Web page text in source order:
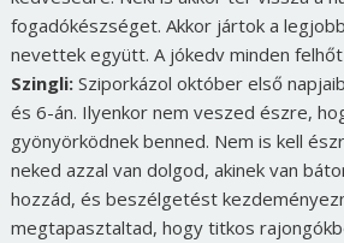
fogadókészséget. Akkor jártok a
nevettek együtt. A jókedv minden
Szingli:Sziporkázol október első
és 6-án. Ilyenkor nem veszed észre,
gyönyörködnek benned. Nem is kell
neked azzal van dolgod, akinek van
hozzád, és beszélgetést
megtapasztaltad, hogy titkos